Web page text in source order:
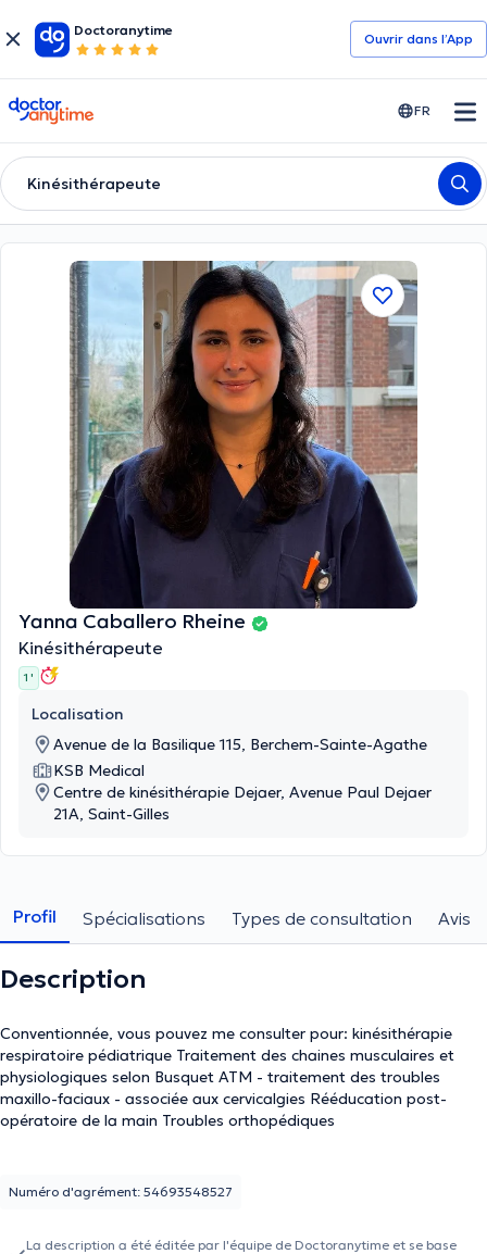
Doctoranytime
Ouvrir dans l’App
doctoranytime FR
Kinésithérapeute
Yanna Caballero Rheine
Kinésithérapeute
1 '
Localisation
Avenue de la Basilique 115, Berchem-Sainte-Agathe
KSB Medical
Centre de kinésithérapie Dejaer, Avenue Paul Dejaer
21A, Saint-Gilles
Profil Spécialisations Types de consultation Avis
Description
Conventionnée, vous pouvez me consulter pour: kinésithérapie
respiratoire pédiatrique Traitement des chaines musculaires et
physiologiques selon Busquet ATM - traitement des troubles
maxillo-faciaux - associée aux cervicalgies Rééducation post-
opératoire de la main Troubles orthopédiques
Numéro d'agrément: 54693548527
La description a été éditée par l'équipe de Doctoranytime et se base